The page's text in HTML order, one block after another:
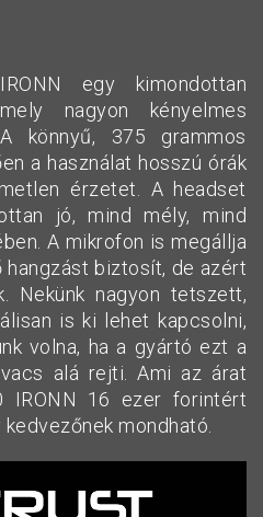
egy kimondottan
nagyon kényelmes
könnyű, 375 grammos
a használat hosszú órák
érzetet. A headset
jó, mind mély, mind
A mikrofon is megállja
biztosít, de azért
Nekünk nagyon tetszett,
is ki lehet kapcsolni,
volna, ha a gyártó ezt a
alá rejti. Ami az árat
IRONN 16 ezer forintért
mondható.